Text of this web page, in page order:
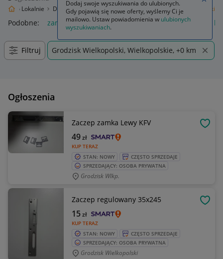
Allegro Lokalnie Dom i Ogród Budownictwo i Akcesoria Drzwi Zamki
Podobne: zamki zamki meblowe zamki do drzwi zamki
Filtruj Grodzisk Wielkopolski, Wielkopolskie, +0 km
Ogłoszenia
Zaczep zamka Lewy KFV
KUP TERAZ
49zł
STAN: NOWY
CZĘSTO SPRZEDAJE
SPRZEDAJĄCY: OSOBA PRYWATNA
Grodzisk Wlkp.
Zaczep regulowany 35x245
KUP TERAZ
15zł
STAN: NOWY
CZĘSTO SPRZEDAJE
SPRZEDAJĄCY: OSOBA PRYWATNA
Grodzisk Wielkopolski
Dodaj swoje wyszukiwania do ulubionych.
Gdy pojawią się nowe oferty, wyślemy Ci je
mailowo. Ustaw powiadomienia w ulubionych
wyszukiwaniach.